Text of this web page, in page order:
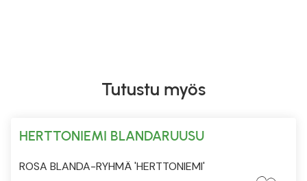
Tutustu myös
HERTTONIEMI BLANDARUUSU
ROSA BLANDA-RYHMÄ 'HERTTONIEMI'